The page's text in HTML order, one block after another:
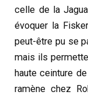
celle de la
évoquer la
peut-être pu se
mais ils
haute ceinture
ramène chez